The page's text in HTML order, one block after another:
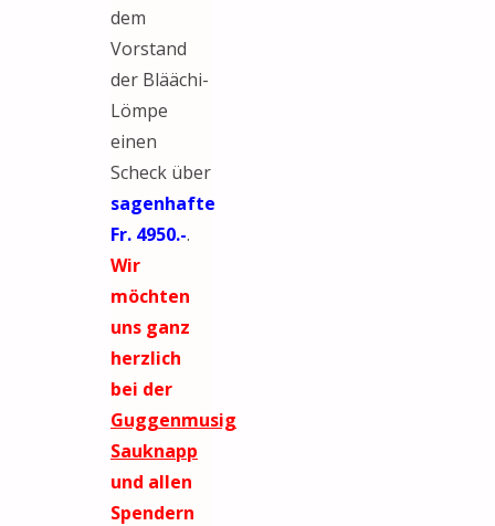
dem
Vorstand
der Bläächi-
Lömpe
einen
Scheck über
sagenhafte
Fr. 4950.-.
Wir
möchten
uns ganz
herzlich
bei der
Guggenmusig
Sauknapp
und allen
Spendern